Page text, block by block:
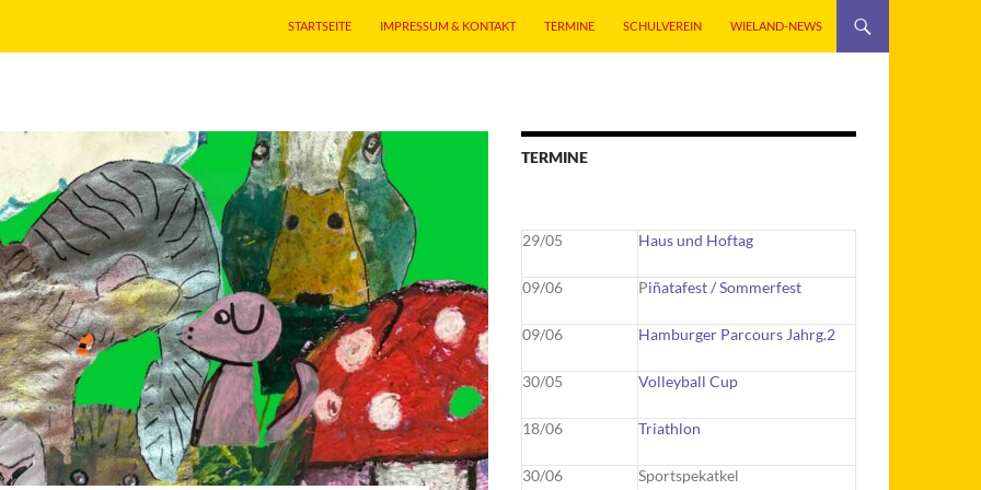
STARTSEITE IMPRESSUM & KONTAKT TERMINE SCHULVEREIN WIELAND-NEWS
TERMINE
29/05 Haus und Hoftag
09/06 Piñatafest / Sommerfest
09/06 Hamburger Parcours Jahrg.2
30/05 Volleyball Cup
18/06 Triathlon
30/06 Sportspekatkel